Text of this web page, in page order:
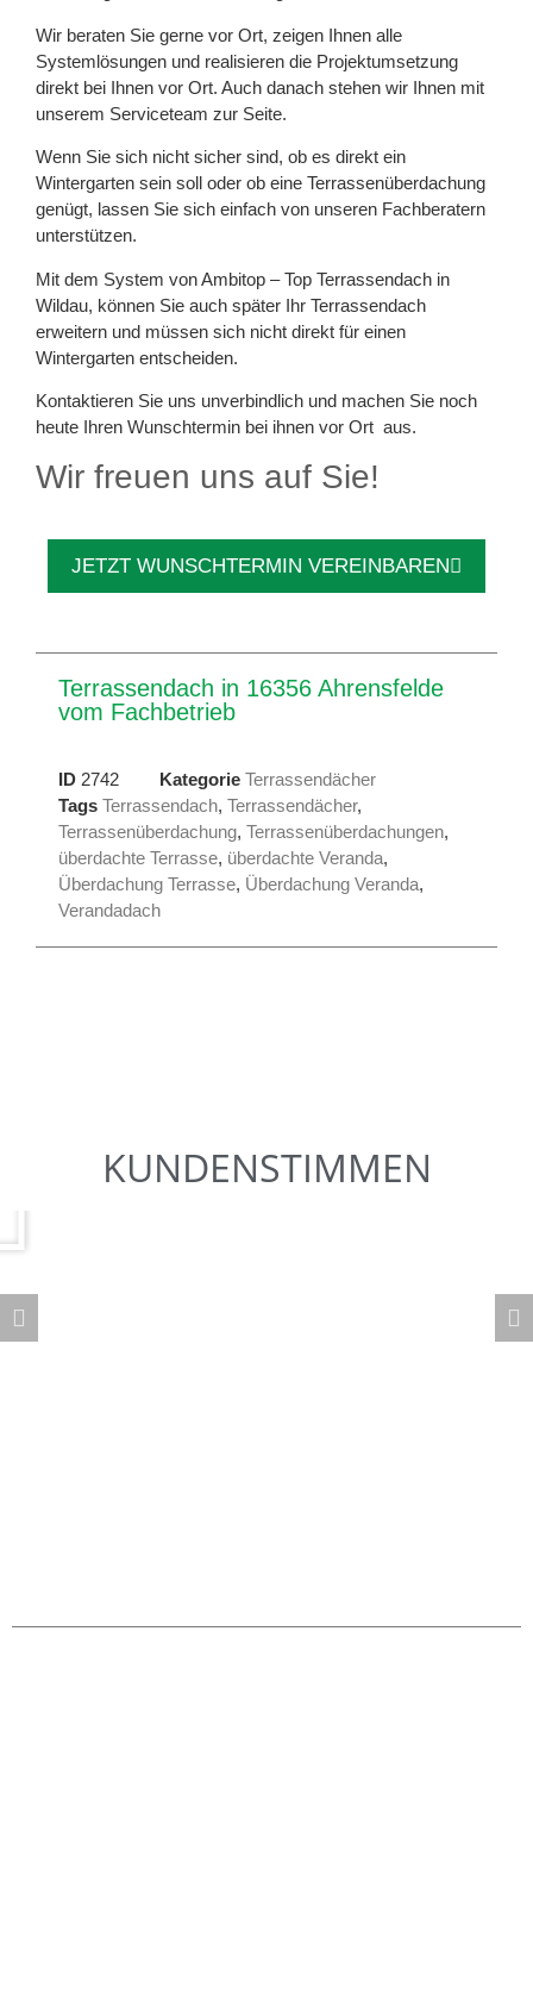
Wir beraten Sie gerne vor Ort, zeigen Ihnen alle
Systemlösungen und realisieren die Projektumsetzung
direkt bei Ihnen vor Ort. Auch danach stehen wir Ihnen mit
unserem Serviceteam zur Seite.
Wenn Sie sich nicht sicher sind, ob es direkt ein
Wintergarten sein soll oder ob eine Terrassenüberdachung
genügt, lassen Sie sich einfach von unseren Fachberatern
unterstützen.
Mit dem System von Ambitop – Top Terrassendach in
Wildau, können Sie auch später Ihr Terrassendach
erweitern und müssen sich nicht direkt für einen
Wintergarten entscheiden.
Kontaktieren Sie uns unverbindlich und machen Sie noch
heute Ihren Wunschtermin bei ihnen vor Ort aus.
Wir freuen uns auf Sie!
JETZT WUNSCHTERMIN VEREINBAREN
Terrassendach in 16356 Ahrensfelde
vom Fachbetrieb
ID 2742 Kategorie Terrassendächer
Tags Terrassendach, Terrassendächer,
Terrassenüberdachung, Terrassenüberdachungen,
überdachte Terrasse, überdachte Veranda,
Überdachung Terrasse, Überdachung Veranda,
Verandadach
KUNDENSTIMMEN